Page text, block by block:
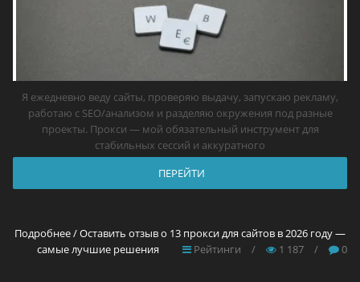
Я ежедневно веду сайты, проверяю выдачу, запускаю рекламу,
работаю с SEO/анализом и разделяю окружения под разные
проекты. Прокси — мой обязательный инструмент для
стабильных сессий и аккуратного
ПЕРЕЙТИ
Подробнее / Оставить отзыв о 13 прокси для сайтов в 2026 году —
самые лучшие решения
Рейтинги / 1 187 / 0